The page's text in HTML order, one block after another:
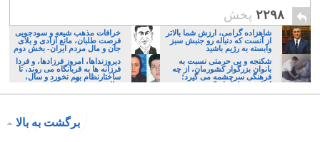
۲۲۹۸ پخش
شاهزاده گرامی، ارزش شما بالاتر
از آنست که دنباله رو جنبش سبز
وابسته به رژیم باشید
خرافات مذهب شیعه و سودجویی
فرصت طلبان، مانع آزادی و بلای
جان و مال مردم ایران- بخش دوم
شکنجه و بی حرمتی نسبت به
بانوان بزرگوار کشورمان، از چه
فرهنگی سرچشمه می گیرد؛
ایرانی، و یا تازیان؟
دیروزنداها، امروز فرزادها، و فردا
فرزانه ها به قربانگاه می روند، تا
ساختارنظام بهم نخورد و سال،
سال صبر و سکوت بماند
برگشت به بالا